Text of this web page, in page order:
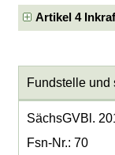
Artikel 4
Fundstelle und
SächsGVBl.
Fsn-Nr.: 70